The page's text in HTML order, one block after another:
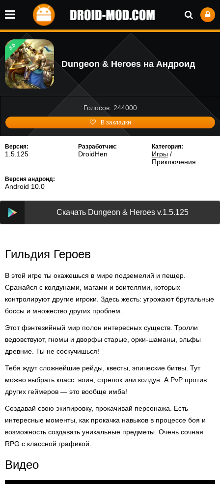
3.5
Dungeon & Heroes на Андроид
Голосов: 244000
В закладки
Версия:
1.5.125
Разработчик:
DroidHen
Категория:
Игры/
Приключения
Версия андроид:
Android 10.0
Скачать Dungeon & Heroes v.1.5.125
Гильдия Героев
В этой игре ты окажешься в мире подземелий и пещер.
Сражайся с колдунами, магами и воителями, которых
контролируют другие игроки. Здесь жесть: угрожают брутальные
боссы и множество других проблем.
Этот фэнтезийный мир полон интересных существ. Тролли
ведовствуют, гномы и дворфы старые, орки-шаманы, эльфы
древние. Ты не соскучишься!
Тебя ждут сложнейшие рейды, квесты, эпические битвы. Тут
можно выбрать класс: воин, стрелок или колдун. А PvP против
других геймеров — это вообще имба!
Создавай свою экипировку, прокачивай персонажа. Есть
интересные моменты, как прокачка навыков в процессе боя и
возможность создавать уникальные предметы. Очень сочная
RPG с классной графикой.
Видео